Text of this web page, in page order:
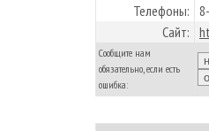
Телефоны:
Сайт:
Сообщите нам
обязательно, если есть
ошибка: